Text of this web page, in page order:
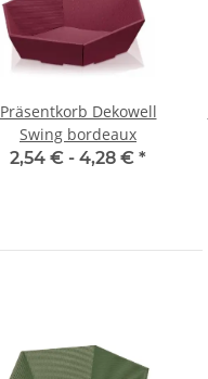
Präsentkorb Dekowell
Swing bordeaux
2,54 € - 4,28 € *